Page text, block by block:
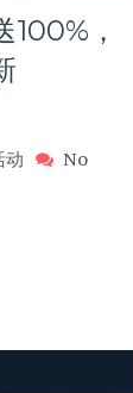
，
动
No